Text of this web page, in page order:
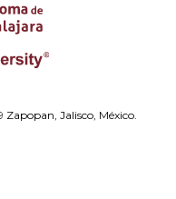
Zapopan, Jalisco, México.